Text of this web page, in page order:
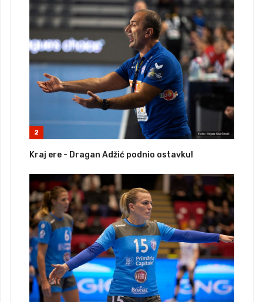
2
Kraj ere - Dragan Adžić podnio ostavku!